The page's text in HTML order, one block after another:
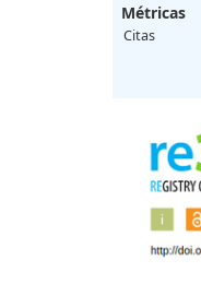
Métricas
Citas